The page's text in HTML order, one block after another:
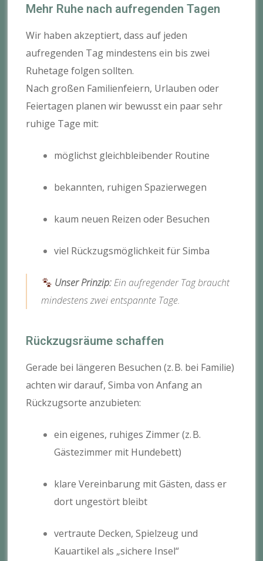
Mehr Ruhe nach aufregenden Tagen
Wir haben akzeptiert, dass auf jeden
aufregenden Tag mindestens ein bis zwei
Ruhetage folgen sollten.
Nach großen Familienfeiern, Urlauben oder
Feiertagen planen wir bewusst ein paar sehr
ruhige Tage mit:
möglichst gleichbleibender Routine
bekannten, ruhigen Spazierwegen
kaum neuen Reizen oder Besuchen
viel Rückzugsmöglichkeit für Simba
Unser Prinzip:Ein aufregender Tag braucht
mindestens zwei entspannte Tage.
Rückzugsräume schaffen
Gerade bei längeren Besuchen (z. B. bei Familie)
achten wir darauf, Simba von Anfang an
Rückzugsorte anzubieten:
ein eigenes, ruhiges Zimmer (z. B.
Gästezimmer mit Hundebett)
klare Vereinbarung mit Gästen, dass er
dort ungestört bleibt
vertraute Decken, Spielzeug und
Kauartikel als „sichere Insel“